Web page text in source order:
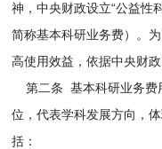
神，中央财政设立“公益性
简称基本科研业务费）。
高使用效益，依据中央财
第二条 基本科研业务费
位，代表学科发展方向，
括：